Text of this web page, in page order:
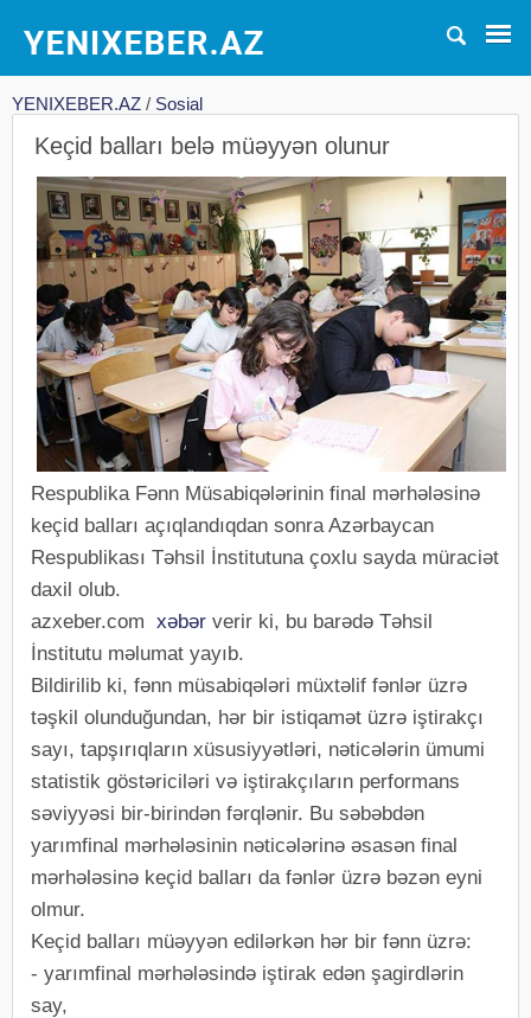
YENIXEBER.AZ / Sosial
Keçid balları belə müəyyən olunur
Respublika Fənn Müsabiqələrinin final mərhələsinə
keçid balları açıqlandıqdan sonra Azərbaycan
Respublikası Təhsil İnstitutuna çoxlu sayda müraciət
daxil olub.
azxeber.com xəbər verir ki, bu barədə Təhsil
İnstitutu məlumat yayıb.
Bildirilib ki, fənn müsabiqələri müxtəlif fənlər üzrə
təşkil olunduğundan, hər bir istiqamət üzrə iştirakçı
sayı, tapşırıqların xüsusiyyətləri, nəticələrin ümumi
statistik göstəriciləri və iştirakçıların performans
səviyyəsi bir-birindən fərqlənir. Bu səbəbdən
yarımfinal mərhələsinin nəticələrinə əsasən final
mərhələsinə keçid balları da fənlər üzrə bəzən eyni
olmur.
Keçid balları müəyyən edilərkən hər bir fənn üzrə:
- yarımfinal mərhələsində iştirak edən şagirdlərin
say,